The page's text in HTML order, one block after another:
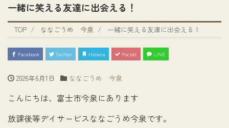
一緒に笑える友達に出会える！
TOP ななごうめ 今泉 一緒に笑える友達に出会える！
Facebook Twitter Hatena Pocket LINE
2026年6月1日 ななごうめ 今泉
こんにちは、富士市今泉にあります
放課後等デイサービスななごうめ今泉です。